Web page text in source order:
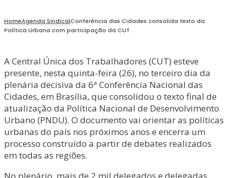
HomeAgenda SindicalConferência das Cidades consolida texto da
Política Urbana com participação da CUT
A Central Única dos Trabalhadores (CUT) esteve
presente, nesta quinta-feira (26), no terceiro dia da
plenária decisiva da 6ª Conferência Nacional das
Cidades, em Brasília, que consolidou o texto final de
atualização da Política Nacional de Desenvolvimento
Urbano (PNDU). O documento vai orientar as políticas
urbanas do país nos próximos anos e encerra um
processo construído a partir de debates realizados
em todas as regiões.